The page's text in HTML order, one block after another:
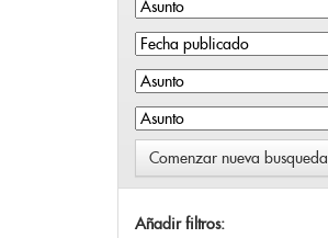
Comenzar nueva busqueda
Añadir filtros: